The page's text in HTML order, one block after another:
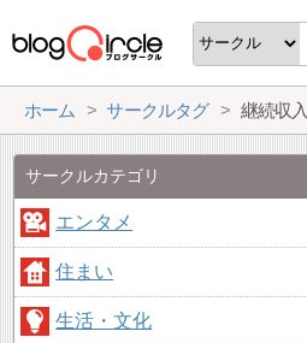
ホーム サークルタグ 継続収入
サークルカテゴリ
エンタメ
住まい
生活・文化